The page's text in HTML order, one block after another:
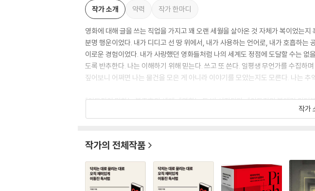
작가 소개 약력 작가 한마디
영화에 대해 글을 쓰는 직업을 가지고 꽤 오랜 세월을 살아온 것 자체가 복이었는
분명 행운이었다. 내가 디디고 선 땅 위에서, 내가 사용하는 언어로, 내가 호흡하
이로운 경험이었다. 내가 사랑했던 영화들처럼 나의 세계도 정점에 도달할 수는
도록 반추한다. 나는 이해하기 위해 믿는다. 쓰고 또 쓴다. 일평생 무언가를 수집하
짚어보니 어쩌면 나는 물건을 모은 게 아니라 이야기를 모았는지도 모른다. 나는
『이동진이 말하는 봉준호의 세계』 『영화는 두 번 시작된다』 『이동진의 부메랑 인
『필름 속을 걷다』 『닥치는 대로 끌리는 대로 오직 재미있게 이동진 독서법』 『질문하
작가
작가의 전체작품